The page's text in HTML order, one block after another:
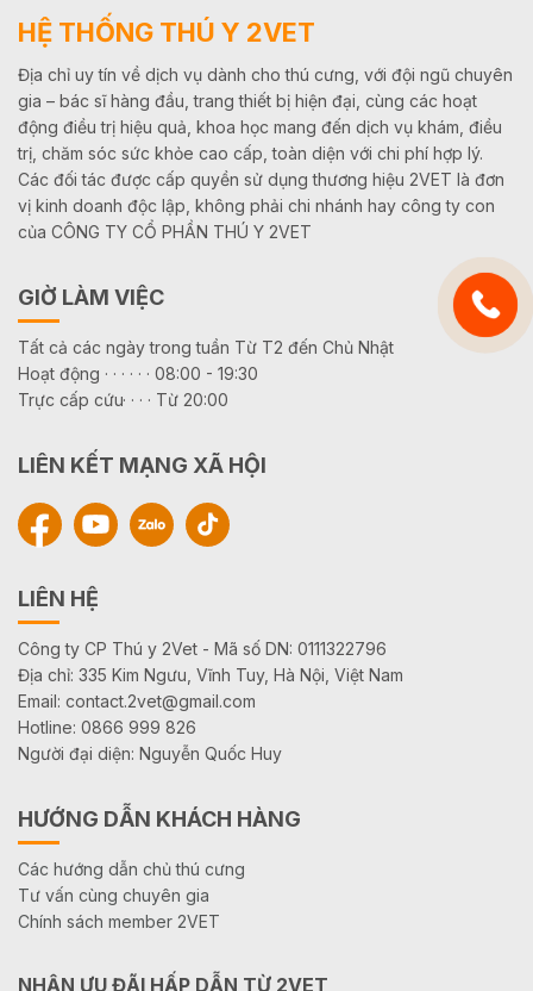
HỆ THỐNG THÚ Y 2VET
Địa chỉ uy tín về dịch vụ dành cho thú cưng, với đội ngũ chuyên
gia – bác sĩ hàng đầu, trang thiết bị hiện đại, cùng các hoạt
động điều trị hiệu quả, khoa học mang đến dịch vụ khám, điều
trị, chăm sóc sức khỏe cao cấp, toàn diện với chi phí hợp lý.
Các đối tác được cấp quyền sử dụng thương hiệu 2VET là đơn
vị kinh doanh độc lập, không phải chi nhánh hay công ty con
của CÔNG TY CỔ PHẦN THÚ Y 2VET
GIỜ LÀM VIỆC
Tất cả các ngày trong tuần Từ T2 đến Chủ Nhật
Hoạt động · · · · · · 08:00 - 19:30
Trực cấp cứu· · · · Từ 20:00
LIÊN KẾT MẠNG XÃ HỘI
LIÊN HỆ
Công ty CP Thú y 2Vet - Mã số DN: 0111322796
Địa chỉ: 335 Kim Ngưu, Vĩnh Tuy, Hà Nội, Việt Nam
Email: contact.2vet@gmail.com
Hotline: 0866 999 826
Người đại diện: Nguyễn Quốc Huy
HƯỚNG DẪN KHÁCH HÀNG
Các hướng dẫn chủ thú cưng
Tư vấn cùng chuyên gia
Chính sách member 2VET
NHẬN ƯU ĐÃI HẤP DẪN TỪ 2VET